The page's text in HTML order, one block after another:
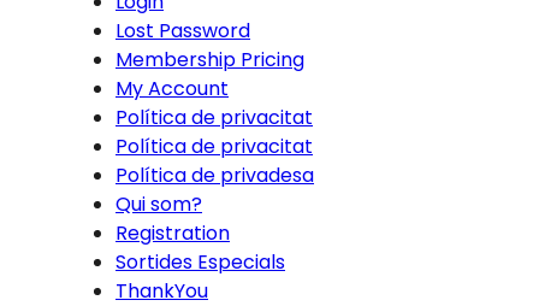
Lost Password
Membership Pricing
My Account
Política de privacitat
Política de privacitat
Política de privadesa
Qui som?
Registration
Sortides Especials
ThankYou